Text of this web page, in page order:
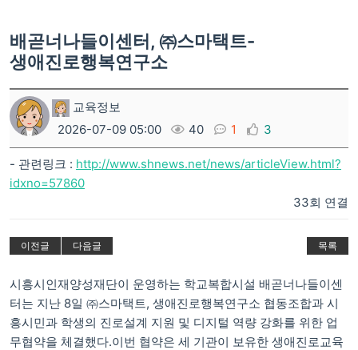
배곧너나들이센터, ㈜스마택트-
생애진로행복연구소
교육정보
2026-07-09 05:00
40 1 3
- 관련링크 : http://www.shnews.net/news/articleView.html?
idxno=57860
33회 연결
이전글 다음글 목록
시흥시인재양성재단이 운영하는 학교복합시설 배곧너나들이센
터는 지난 8일 ㈜스마택트, 생애진로행복연구소 협동조합과 시
흥시민과 학생의 진로설계 지원 및 디지털 역량 강화를 위한 업
무협약을 체결했다.이번 협약은 세 기관이 보유한 생애진로교육